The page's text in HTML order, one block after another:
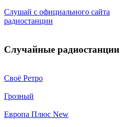
Слушай с официального сайта
радиостанции
Случайные радиостанции
Своё Ретро
Грозный
Европа Плюс New